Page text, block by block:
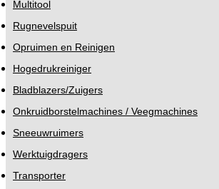
Multitool
Rugnevelspuit
Opruimen en Reinigen
Hogedrukreiniger
Bladblazers/Zuigers
Onkruidborstelmachines / Veegmachines
Sneeuwruimers
Werktuigdragers
Transporter